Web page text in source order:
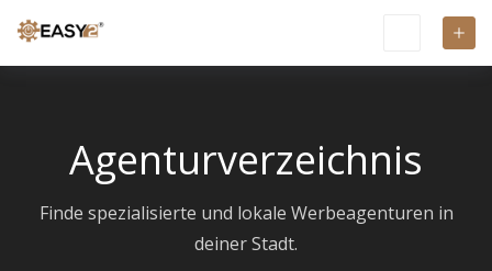
Agenturverzeichnis
Finde spezialisierte und lokale Werbeagenturen in
deiner Stadt.